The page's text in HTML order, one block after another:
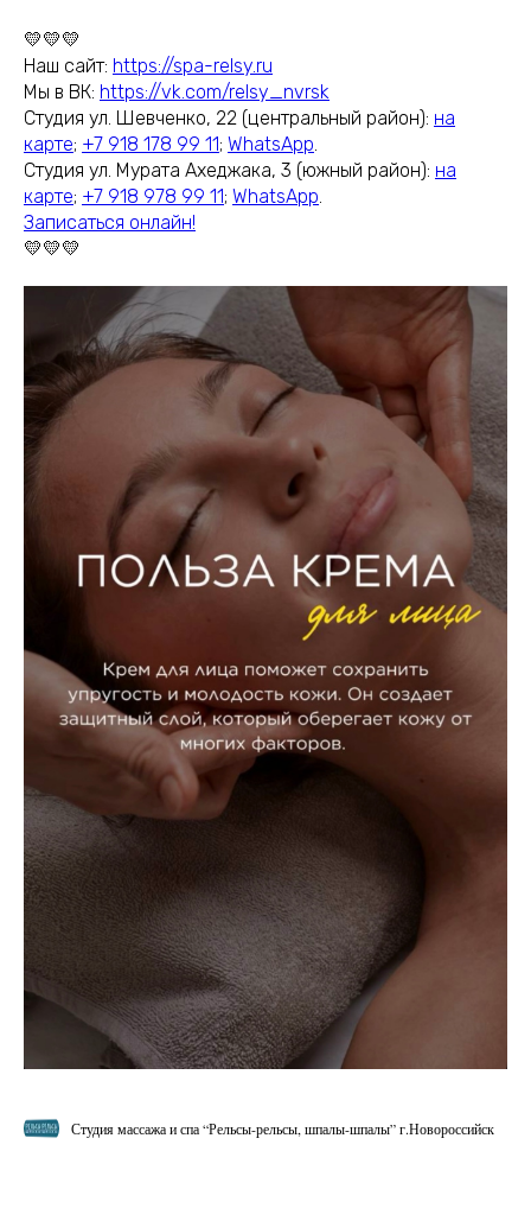
💛💛💛
Наш сайт: https://spa-relsy.ru
Мы в ВК: https://vk.com/relsy_nvrsk
Студия ул. Шевченко, 22 (центральный район): на
карте; +7 918 178 99 11; WhatsApp
Студия ул. Мурата Ахеджака, 3 (южный район): на
карте; +7 918 978 99 11; WhatsApp
Записаться онлайн!
💛💛💛
Студия массажа и спа “Рельсы-рельсы, шпалы-шпалы” г.Новороссийск